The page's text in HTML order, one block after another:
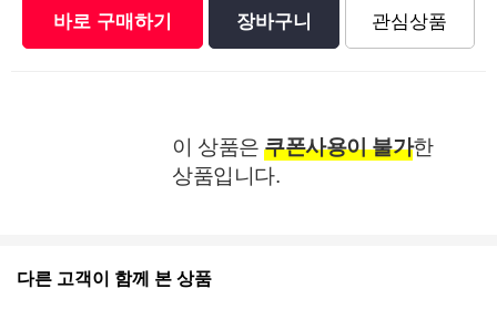
바로 구매하기 장바구니 관심상품
이 상품은 쿠폰사용이 불가한
상품입니다.
다른 고객이 함께 본 상품